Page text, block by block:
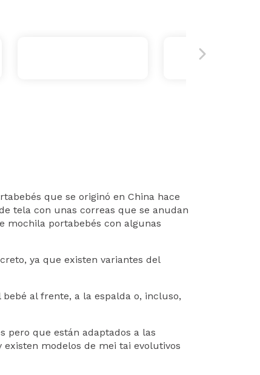
que se originó en China hace
tela con unas correas que se anudan
mochila portabebés con algunas
ya que existen variantes del
al frente, a la espalda o, incluso,
pero que están adaptados a las
modelos de mei tai evolutivos